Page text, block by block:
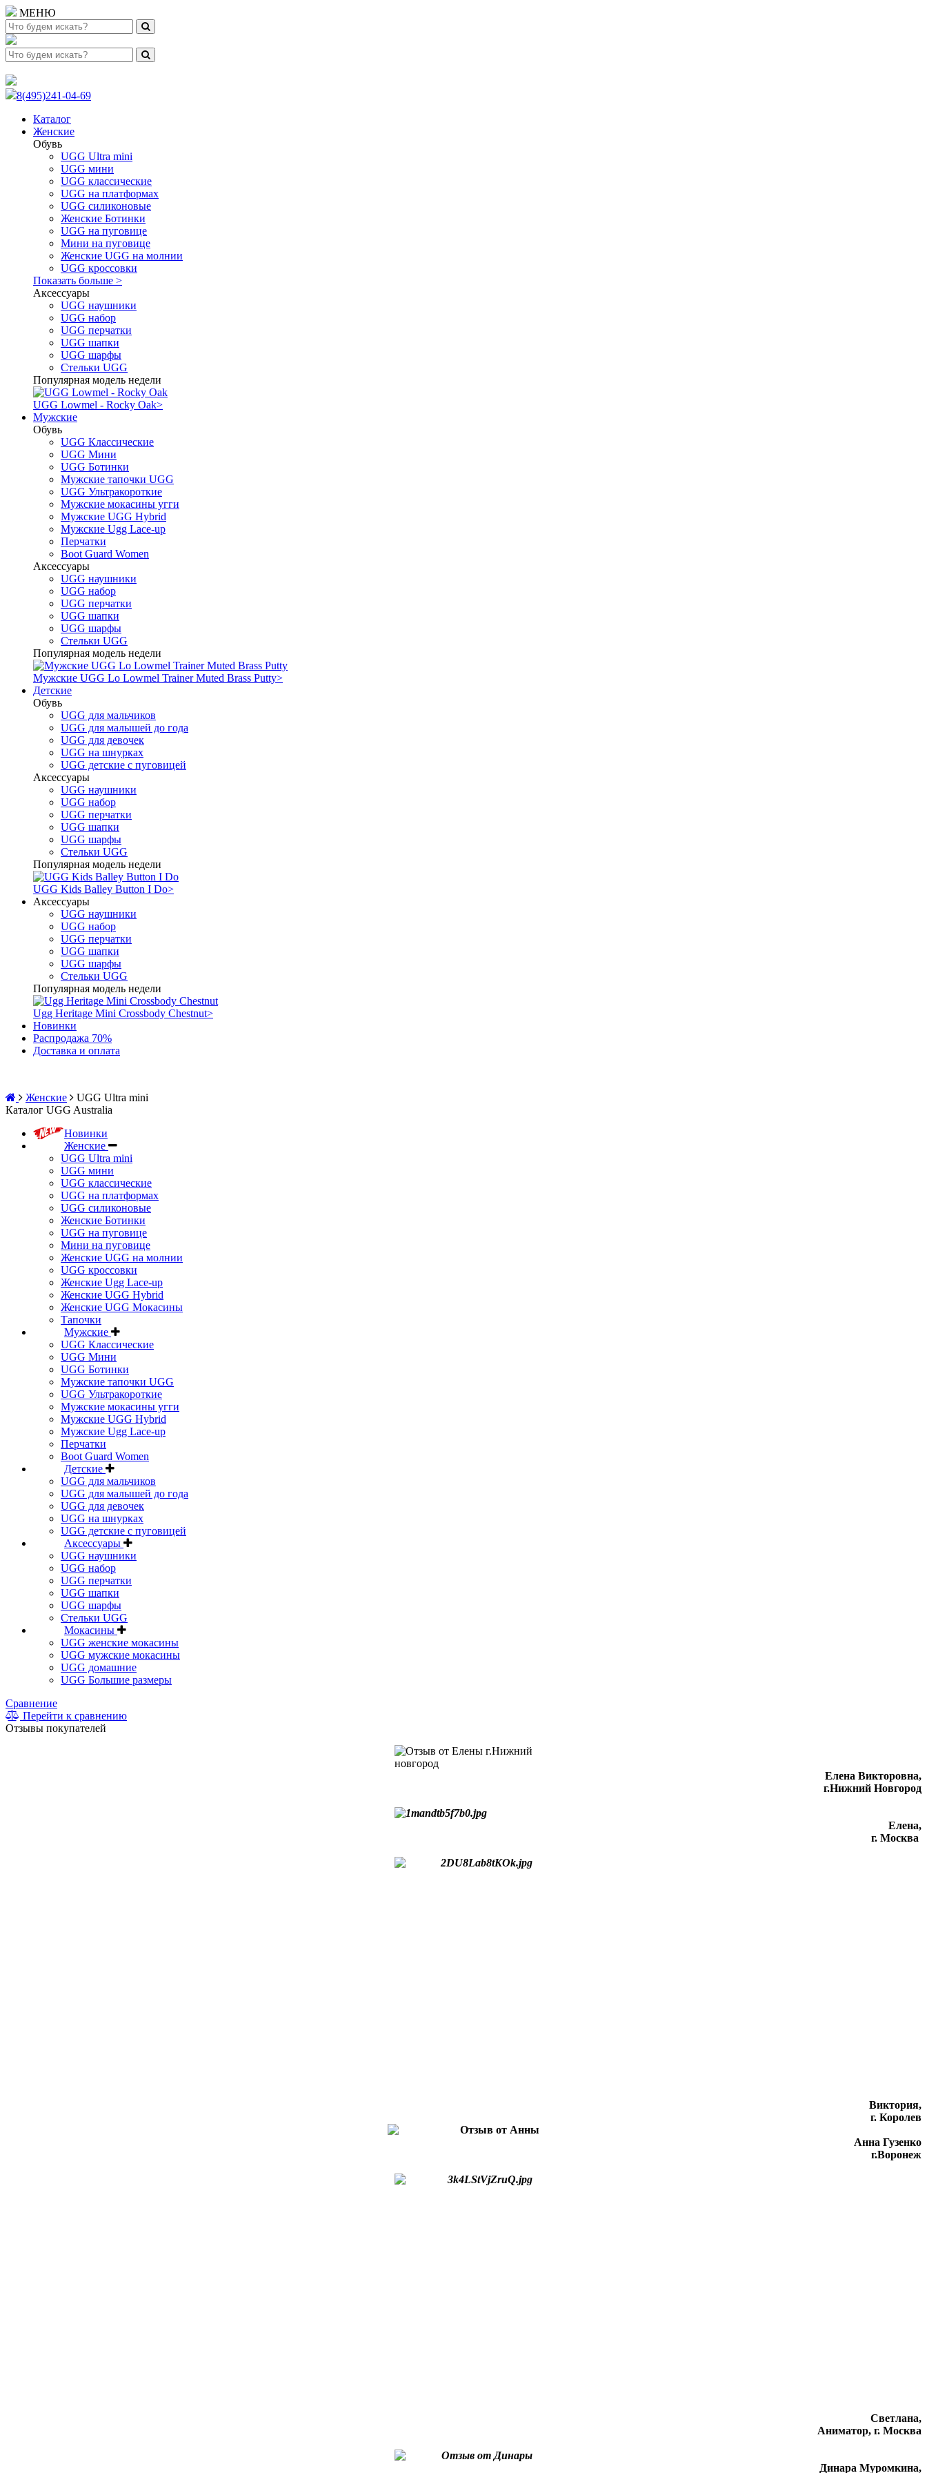
МЕНЮ
8(495)241-04-69
Каталог
Женские
Обувь
UGG Ultra mini
UGG мини
UGG классические
UGG на платформах
UGG силиконовые
Женские Ботинки
UGG на пуговице
Мини на пуговице
Женские UGG на молнии
UGG кроссовки
Показать больше >
Аксессуары
UGG наушники
UGG набор
UGG перчатки
UGG шапки
UGG шарфы
Стельки UGG
Популярная модель недели
UGG Lowmel - Rocky Oak>
Мужские
Обувь
UGG Классические
UGG Мини
UGG Ботинки
Мужские тапочки UGG
UGG Ультракороткие
Мужские мокасины угги
Мужские UGG Hybrid
Мужские Ugg Lace-up
Перчатки
Boot Guard Women
Аксессуары
UGG наушники
UGG набор
UGG перчатки
UGG шапки
UGG шарфы
Стельки UGG
Популярная модель недели
Мужские UGG Lo Lowmel Trainer Muted Brass Putty>
Детские
Обувь
UGG для мальчиков
UGG для малышей до года
UGG для девочек
UGG на шнурках
UGG детские с пуговицей
Аксессуары
UGG наушники
UGG набор
UGG перчатки
UGG шапки
UGG шарфы
Стельки UGG
Популярная модель недели
UGG Kids Balley Button I Do>
Аксессуары
UGG наушники
UGG набор
UGG перчатки
UGG шапки
UGG шарфы
Стельки UGG
Популярная модель недели
Ugg Heritage Mini Crossbody Chestnut>
Новинки
Распродажа 70%
Доставка и оплата
Женские
UGG Ultra mini
Каталог UGG Australia
Новинки
Женские
UGG Ultra mini
UGG мини
UGG классические
UGG на платформах
UGG силиконовые
Женские Ботинки
UGG на пуговице
Мини на пуговице
Женские UGG на молнии
UGG кроссовки
Женские Ugg Lace-up
Женские UGG Hybrid
Женские UGG Мокасины
Тапочки
Мужские
UGG Классические
UGG Мини
UGG Ботинки
Мужские тапочки UGG
UGG Ультракороткие
Мужские мокасины угги
Мужские UGG Hybrid
Мужские Ugg Lace-up
Перчатки
Boot Guard Women
Детские
UGG для мальчиков
UGG для малышей до года
UGG для девочек
UGG на шнурках
UGG детские с пуговицей
Аксессуары
UGG наушники
UGG набор
UGG перчатки
UGG шапки
UGG шарфы
Стельки UGG
Мокасины
UGG женские мокасины
UGG мужские мокасины
UGG домашние
UGG Большие размеры
Сравнение
Перейти к сравнению
Отзывы покупателей
Елена Викторовна,
г.Нижний Новгород
Елена,
г. Москва
Виктория,
г. Королев
Анна Гузенко
г.Воронеж
Светлана,
Аниматор, г. Москва
Динара Муромкина,